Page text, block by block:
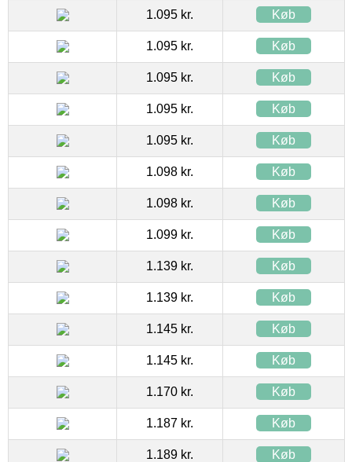
1.095 kr. Køb
1.095 kr. Køb
1.095 kr. Køb
1.095 kr. Køb
1.095 kr. Køb
1.098 kr. Køb
1.098 kr. Køb
1.099 kr. Køb
1.139 kr. Køb
1.139 kr. Køb
1.145 kr. Køb
1.145 kr. Køb
1.170 kr. Køb
1.187 kr. Køb
1.189 kr. Køb